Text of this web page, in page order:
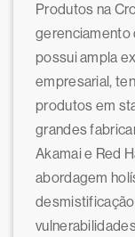
Produtos na
gerenciamento
possui ampla
empresarial,
produtos em
grandes
Akamai e Red
abordagem